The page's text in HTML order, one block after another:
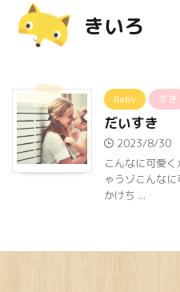
きいろ
Baby すき
だいすき
2023/8/30
こんなに可愛
ゃうゾこんな
かけち ...